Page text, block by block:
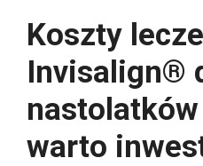
Koszty
Invisalign®
warto